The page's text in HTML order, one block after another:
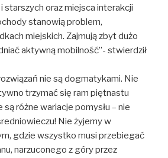
starszych oraz miejsca interakcji
stanowią problem,
miejskich. Zajmują zbyt dużo
aktywną mobilność”- stwierdził
nie są dogmatykami. Nie
trzymać się ram piętnastu
różne wariacje pomysłu – nie
Nie żyjemy w
gdzie wszystko musi przebiegać
narzuconego z góry przez